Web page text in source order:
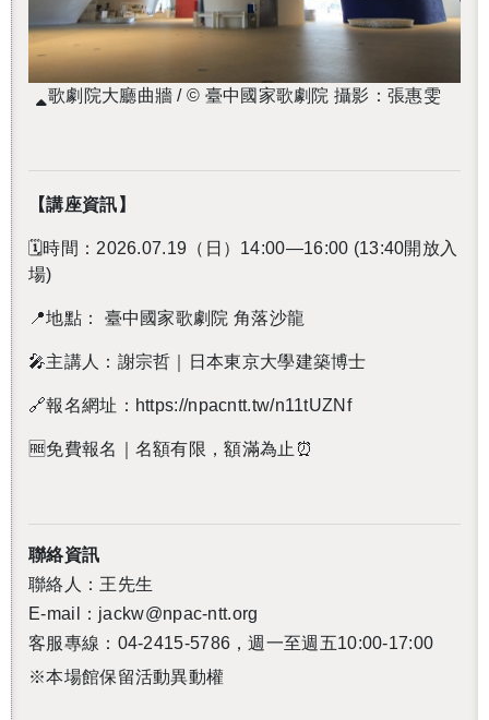
歌劇院大廳曲牆 / © 臺中國家歌劇院 攝影：張惠雯
【講座資訊】
🗓️時間：2026.07.19（日）14:00—16:00 (13:40開放入
場)
📍地點： 臺中國家歌劇院 角落沙龍
🎤主講人：謝宗哲｜日本東京大學建築博士
🔗報名網址：https://npacntt.tw/n11tUZNf
🆓免費報名｜名額有限，額滿為止⏰
聯絡資訊
聯絡人：王先生
E-mail：jackw@npac-ntt.org
客服專線：04-2415-5786，週一至週五10:00-17:00
※本場館保留活動異動權